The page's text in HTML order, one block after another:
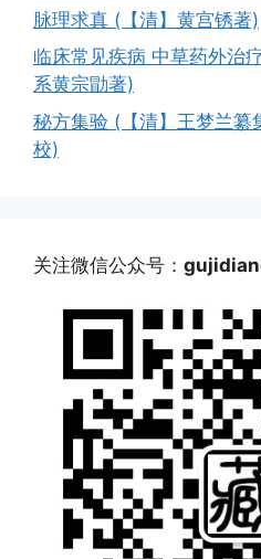
脉理求真 (【清】黄宫锈著)
临床常见疾病 中草药外治
系黄宗勖著)
秘方集验 (【清】王梦兰纂
校)
关注微信公众号：